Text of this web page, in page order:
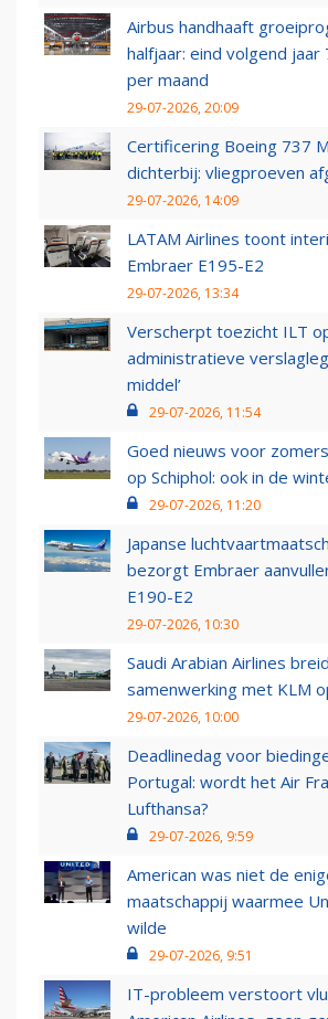
Airbus handhaaft
halfjaar: eind volgend jaar
per maand
29-07-2026, 20:09
Certificering Boeing 737
dichterbij: vliegproeven
29-07-2026, 14:09
LATAM Airlines toont
Embraer E195-E2
29-07-2026, 13:34
Verscherpt toezicht ILT
administratieve
middel’
29-07-2026, 11:54
Goed nieuws voor
op Schiphol: ook in de
29-07-2026, 11:20
Japanse
bezorgt Embraer
E190-E2
29-07-2026, 10:30
Saudi Arabian Airlines
samenwerking met KLM
29-07-2026, 10:00
Deadlinedag voor
Portugal: wordt het Air
Lufthansa?
29-07-2026, 9:59
American was niet de
maatschappij waarmee
wilde
29-07-2026, 9:51
IT-probleem verstoort